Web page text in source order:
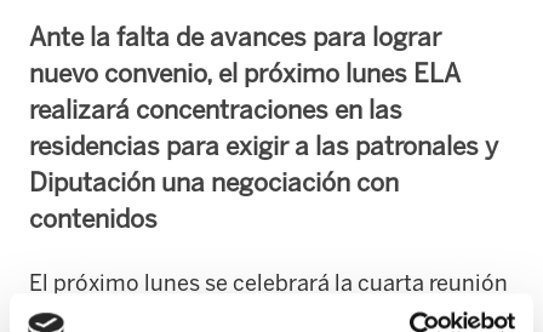
Ante la falta de avances para lograr
nuevo convenio, el próximo lunes ELA
realizará concentraciones en las
residencias para exigir a las patronales y
Diputación una negociación con
contenidos
El próximo lunes se celebrará la cuarta reunión
de la Mesa Negociadora para un nuevo